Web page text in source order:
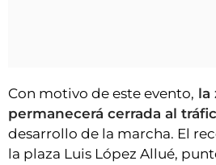
Con motivo de este evento, la
permanecerá cerrada al
desarrollo de la marcha. El
la plaza Luis López Allué,